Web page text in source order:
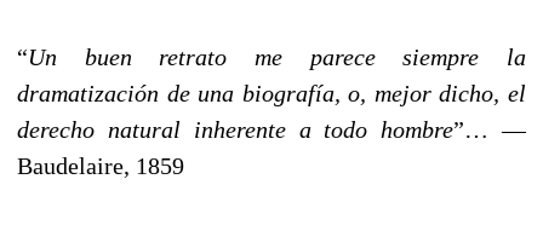
“Un buen retrato me parece siempre la
dramatización de una biografía, o, mejor dicho, el
derecho natural inherente a todo hombre”… ––
Baudelaire, 1859